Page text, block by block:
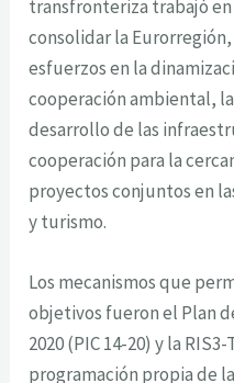
transfronteriza trabajó
consolidar la
esfuerzos en la
cooperación ambiental,
desarrollo de las
cooperación para la
proyectos conjuntos en
y turismo.
Los mecanismos que
objetivos fueron el Plan
2020 (PIC 14-20) y la
programación propia de